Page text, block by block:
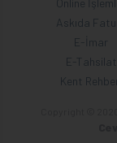
Askıda
E-İmar
E-Tahsilat
Kent